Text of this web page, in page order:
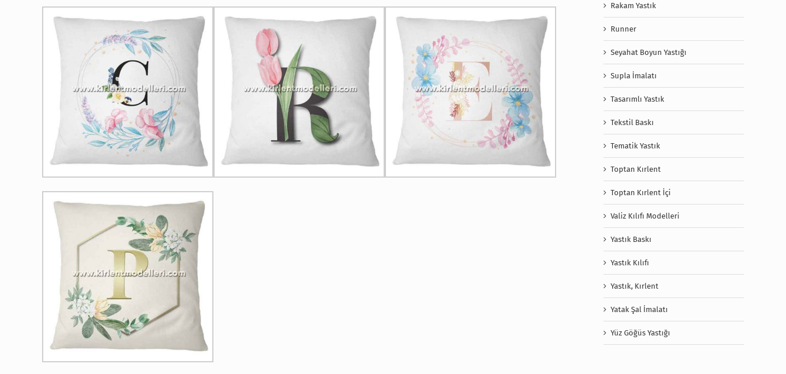
Rakam Yastık
Runner
Seyahat Boyun Yastığı
Supla İmalatı
Tasarımlı Yastık
Tekstil Baskı
Tematik Yastık
Toptan Kırlent
Toptan Kırlent İçi
Valiz Kılıfı Modelleri
Yastık Baskı
Yastık Kılıfı
Yastık, Kırlent
Yatak Şal İmalatı
Yüz Göğüs Yastığı